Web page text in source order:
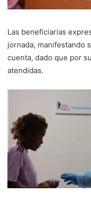
Las beneficiarias
jornada, manifestando
cuenta, dado que por
atendidas.